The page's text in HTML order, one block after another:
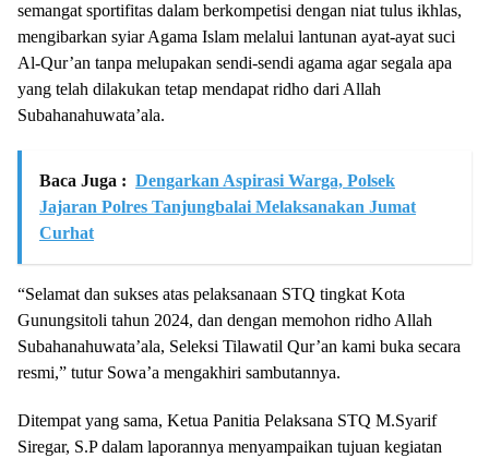
semangat sportifitas dalam berkompetisi dengan niat tulus ikhlas,
mengibarkan syiar Agama Islam melalui lantunan ayat-ayat suci
Al-Qur’an tanpa melupakan sendi-sendi agama agar segala apa
yang telah dilakukan tetap mendapat ridho dari Allah
Subahanahuwata’ala.
Baca Juga : Dengarkan Aspirasi Warga, Polsek
Jajaran Polres Tanjungbalai Melaksanakan Jumat
Curhat
“Selamat dan sukses atas pelaksanaan STQ tingkat Kota
Gunungsitoli tahun 2024, dan dengan memohon ridho Allah
Subahanahuwata’ala, Seleksi Tilawatil Qur’an kami buka secara
resmi,” tutur Sowa’a mengakhiri sambutannya.
Ditempat yang sama, Ketua Panitia Pelaksana STQ M.Syarif
Siregar, S.P dalam laporannya menyampaikan tujuan kegiatan